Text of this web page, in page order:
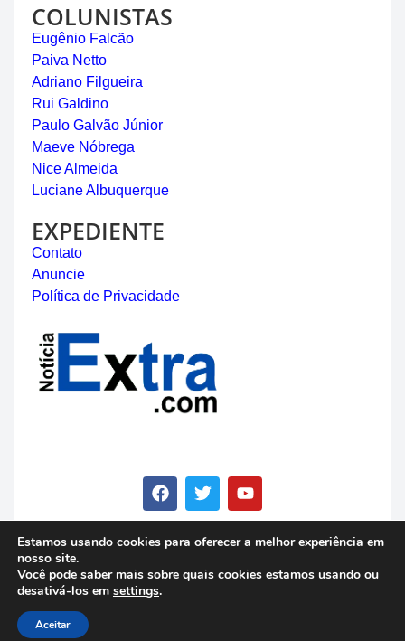
COLUNISTAS
Eugênio Falcão
Paiva Netto
Adriano Filgueira
Rui Galdino
Paulo Galvão Júnior
Maeve Nóbrega
Nice Almeida
Luciane Albuquerque
EXPEDIENTE
Contato
Anuncie
Política de Privacidade
© Copyright 2023 - Notícia Extra - Todos os direitos
reservados
Estamos usando cookies para oferecer a melhor experiência em
nosso site.
Você pode saber mais sobre quais cookies estamos usando ou
desativá-los em settings.
Aceitar